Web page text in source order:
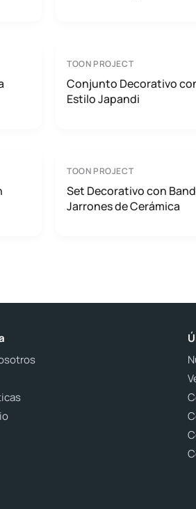
TOON PROJECT
Conjunto Decorativo
Estilo Japandi
TOON PROJECT
Set Decorativo con
Jarrones de Cerámica